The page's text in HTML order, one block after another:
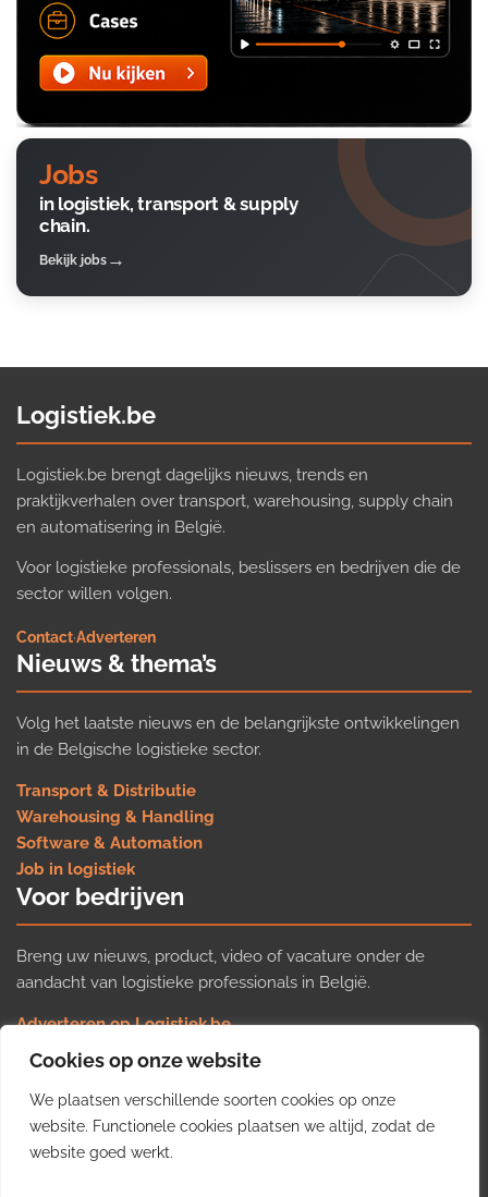
Cookies op onze website
We plaatsen verschillende soorten cookies op onze
website. Functionele cookies plaatsen we altijd, zodat de
website goed werkt.
Jobs
in logistiek, transport & supply
chain.
Bekijk jobs
Logistiek.be
Logistiek.be brengt dagelijks nieuws, trends en
praktijkverhalen over transport, warehousing, supply chain
en automatisering in België.
Voor logistieke professionals, beslissers en bedrijven die de
sector willen volgen.
Contact·Adverteren
Nieuws & thema’s
Volg het laatste nieuws en de belangrijkste ontwikkelingen
in de Belgische logistieke sector.
Transport & Distributie
Warehousing & Handling
Software & Automation
Job in logistiek
Voor bedrijven
Breng uw nieuws, product, video of vacature onder de
aandacht van logistieke professionals in België.
Adverteren op Logistiek.be
Nieuws insturen
Uw video op Logistiek.TV
Job plaatsen
Gratis wekelijkse update